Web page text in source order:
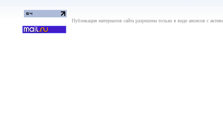
Публикация материалов сайта разрешена только в виде анонсов с